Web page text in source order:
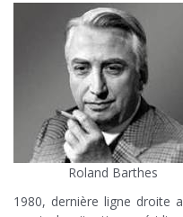
Roland Barthes
1980, dernière ligne droite